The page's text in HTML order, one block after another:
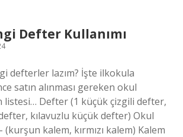
Defter Kullanımı
defterler lazım? İşte ilkokula
satın alınması gereken okul
listesi… Defter (1 küçük çizgili defter,
kılavuzlu küçük defter) Okul
(kurşun kalem, kırmızı kalem) Kalem